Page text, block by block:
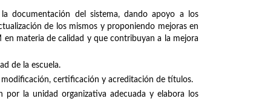
documentación del sistema, dando apoyo a los
de los mismos y proponiendo mejoras en
en materia de calidad y que contribuyan a la mejora
de la escuela.
certificación y acreditación de títulos.
por la unidad organizativa adecuada y elabora los